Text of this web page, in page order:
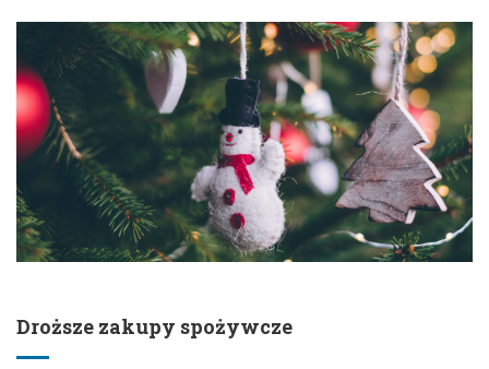
Droższe zakupy spożywcze